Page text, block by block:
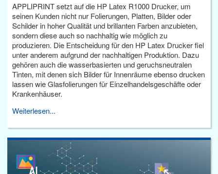
APPLIPRINT setzt auf die HP Latex R1000 Drucker, um
seinen Kunden nicht nur Folierungen, Platten, Bilder oder
Schilder in hoher Qualität und brillanten Farben anzubieten,
sondern diese auch so nachhaltig wie möglich zu
produzieren. Die Entscheidung für den HP Latex Drucker fiel
unter anderem aufgrund der nachhaltigen Produktion. Dazu
gehören auch die wasserbasierten und geruchsneutralen
Tinten, mit denen sich Bilder für Innenräume ebenso drucken
lassen wie Glasfolierungen für Einzelhandelsgeschäfte oder
Krankenhäuser.
Weiterlesen...